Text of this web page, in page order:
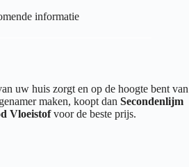
informatie
uw huis zorgt en op de hoogte bent van
maken, koopt dan Secondenlijm
Vloeistofvoor de beste prijs.